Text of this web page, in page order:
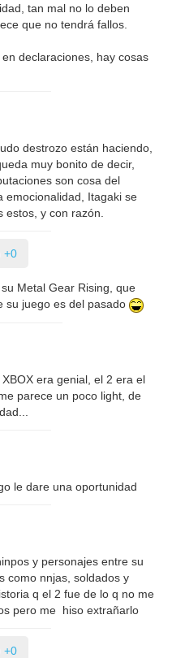
tan mal no lo deben
que no tendrá fallos.
declaraciones, hay cosas
destrozo están haciendo,
muy bonito de decir,
son cosa del
emocionalidad, Itagaki se
estos, y con razón.
+0
Metal Gear Rising, que
su juego es del pasado
era genial, el 2 era el
parece un poco light, de
le dare una oportunidad
y personajes entre su
como nnjas, soldados y
q el 2 fue de lo q no me
pero me hiso extrañarlo
+0